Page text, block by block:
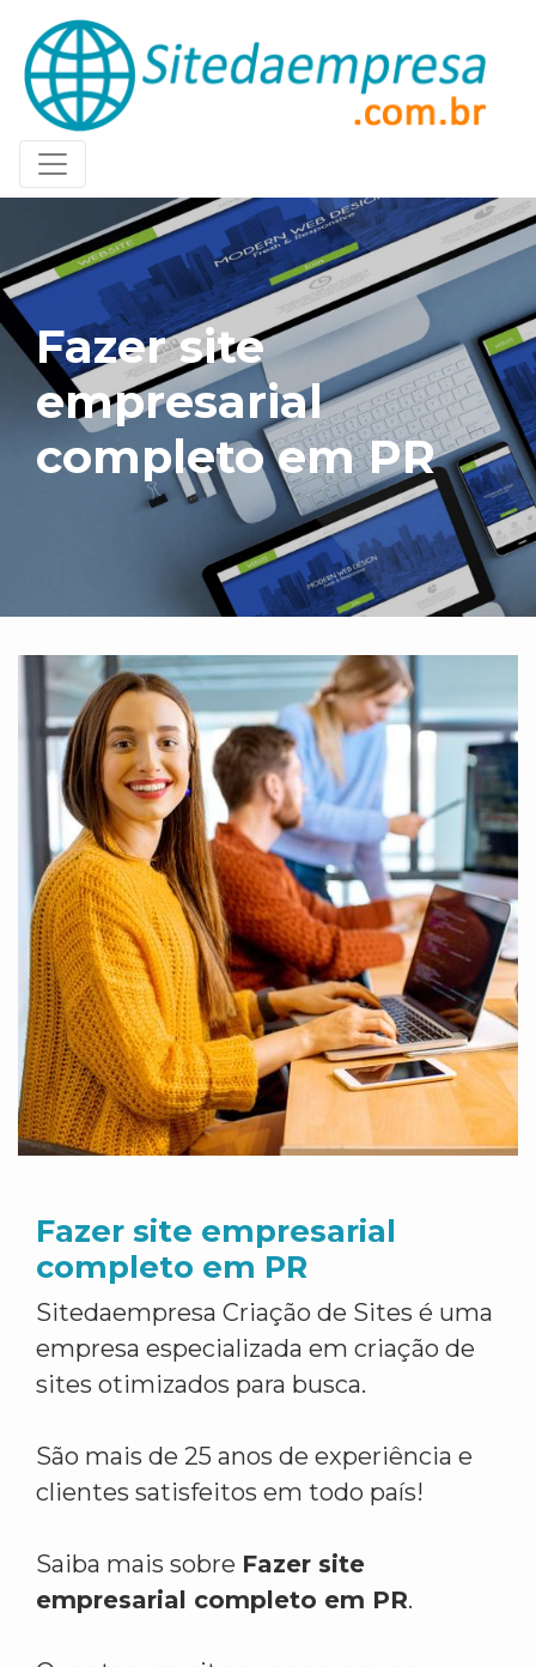
Fazer site
empresarial
completo em PR
Fazer site empresarial
completo em PR
Sitedaempresa Criação de Sites é uma
empresa especializada em criação de
sites otimizados para busca.
São mais de 25 anos de experiência e
clientes satisfeitos em todo país!
Saiba mais sobre Fazer site
empresarial completo em PR.